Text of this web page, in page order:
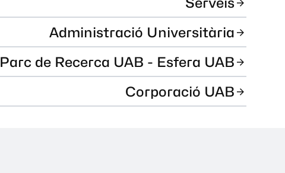
Administració Universitària
Parc de Recerca UAB - Esfera UAB
Corporació UAB